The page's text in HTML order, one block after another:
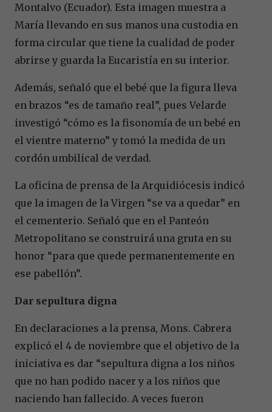
Montalvo (Ecuador). Esta imagen muestra a
María llevando en sus manos una custodia en
forma circular que tiene la cualidad de poder
abrirse y guarda la Eucaristía en su interior.
Además, señaló que el bebé que la figura lleva
en brazos “es de tamaño real”, pues Velarde
investigó “cómo es la fisonomía de un bebé en
el vientre materno” y tomó la medida de un
cordón umbilical de verdad.
La oficina de prensa de la Arquidiócesis indicó
que la imagen de la Virgen “se va a quedar” en
el cementerio. Señaló que en el Panteón
Metropolitano se construirá una gruta en su
honor “para que quede permanentemente en
ese pabellón”.
Dar sepultura digna
En declaraciones a la prensa, Mons. Cabrera
explicó el 4 de noviembre que el objetivo de la
iniciativa es dar “sepultura digna a los niños
que no han podido nacer y a los niños que
naciendo han fallecido. A veces fueron